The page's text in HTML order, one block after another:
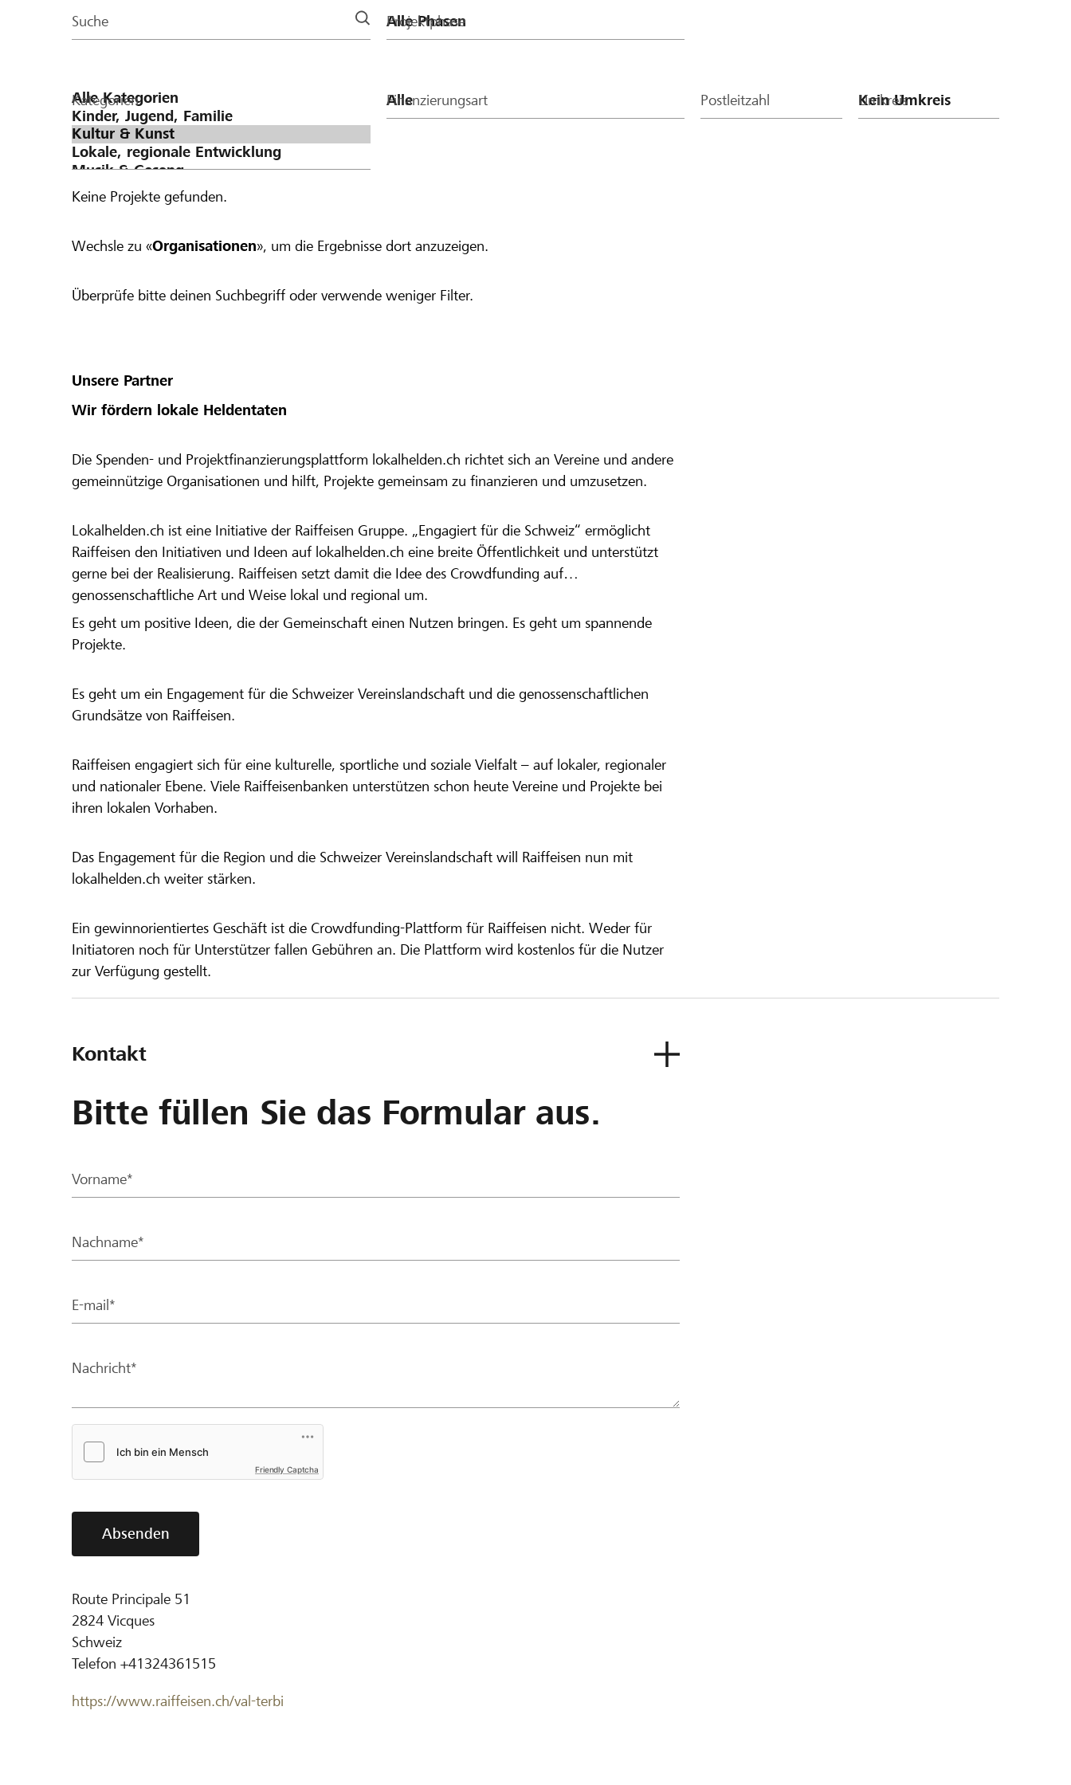
Suche Projektphase
Kategorien Finanzierungsart Postleitzahl Umkreis
Keine Projekte gefunden.
Wechsle zu «Organisationen», um die Ergebnisse dort anzuzeigen.
Überprüfe bitte deinen Suchbegriff oder verwende weniger Filter.
Unsere Partner
Wir fördern lokale Heldentaten
Die Spenden- und Projektfinanzierungsplattform lokalhelden.ch richtet sich an Vereine und andere
gemeinnützige Organisationen und hilft, Projekte gemeinsam zu finanzieren und umzusetzen.
Lokalhelden.ch ist eine Initiative der Raiffeisen Gruppe. „Engagiert für die Schweiz“ ermöglicht
Raiffeisen den Initiativen und Ideen auf lokalhelden.ch eine breite Öffentlichkeit und unterstützt
gerne bei der Realisierung. Raiffeisen setzt damit die Idee des Crowdfunding auf
genossenschaftliche Art und Weise lokal und regional um.
Es geht um positive Ideen, die der Gemeinschaft einen Nutzen bringen. Es geht um spannende
Projekte.
Es geht um ein Engagement für die Schweizer Vereinslandschaft und die genossenschaftlichen
Grundsätze von Raiffeisen.
Raiffeisen engagiert sich für eine kulturelle, sportliche und soziale Vielfalt – auf lokaler, regionaler
und nationaler Ebene. Viele Raiffeisenbanken unterstützen schon heute Vereine und Projekte bei
ihren lokalen Vorhaben.
Das Engagement für die Region und die Schweizer Vereinslandschaft will Raiffeisen nun mit
lokalhelden.ch weiter stärken.
Ein gewinnorientiertes Geschäft ist die Crowdfunding-Plattform für Raiffeisen nicht. Weder für
Initiatoren noch für Unterstützer fallen Gebühren an. Die Plattform wird kostenlos für die Nutzer
zur Verfügung gestellt.
Kontakt
Bitte füllen Sie das Formular aus.
Vorname*
Nachname*
E-mail*
Nachricht*
Friendly Captcha
Absenden
Route Principale 51
2824 Vicques
Schweiz
Telefon +41324361515
https://www.raiffeisen.ch/val-terbi